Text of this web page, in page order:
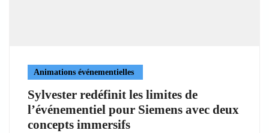
Animations événementielles
Sylvester redéfinit les limites de
l’événementiel pour Siemens avec deux
concepts immersifs